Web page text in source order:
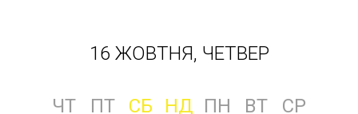
16 ЖОВТНЯ, ЧЕТВЕР
ЧТ ПТ СБ НД ПН ВТ
СР